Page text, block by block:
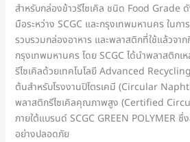
สำหรับกล่องข้าวรีไซเคิล ชนิด Food Grade
มือระหว่าง SCGC และกรุงเทพมหานคร ในก
รวบรวมกล่องอาหาร และพลาสติกที่ใช้แล้วจา
กรุงเทพมหานคร โดย SCGC ได้นำพลาสติกเห
รีไซเคิลด้วยเทคโนโลยี Advanced
ต้นสำหรับโรงงานปิโตรเคมี (Circular
พลาสติกรีไซเคิลคุณภาพสูง (Certified
ภายใต้แบรนด์ SCGC GREEN POLYMER ซึ่
อย่างปลอดภัย